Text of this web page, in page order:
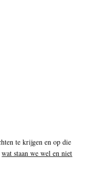
te krijgen en op die
wat staan we wel en niet